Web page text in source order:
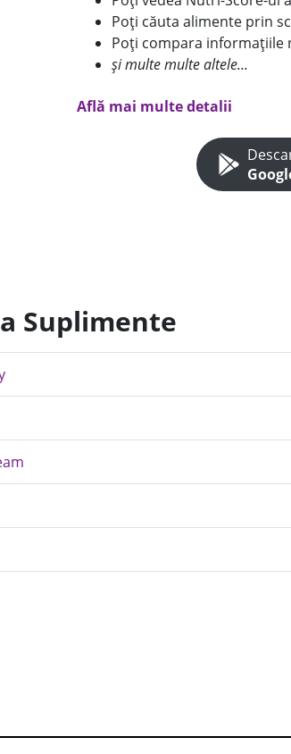
Poți căuta alimente prin
Poți compara
și multe multe altele...
Află mai multe detalii
Suplimente